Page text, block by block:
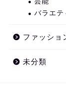
バラエテ
ファッショ
未分類